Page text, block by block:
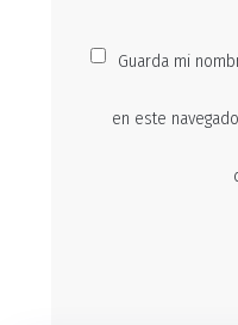
Guarda mi
en este